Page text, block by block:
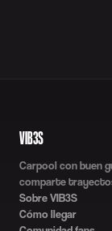
VIB3S
Carpool con buen
comparte
Sobre VIB3S
Cómo llegar